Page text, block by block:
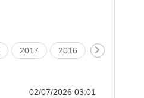
2017 2016 2015
02/07/2026 03:01